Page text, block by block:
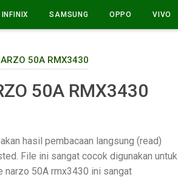
INFINIX SAMSUNG OPPO VIVO
50A RMX3430
50A RMX3430
hasil pembacaan langsung (read)
File ini sangat cocok digunakan untuk
narzo 50A rmx3430 ini sangat